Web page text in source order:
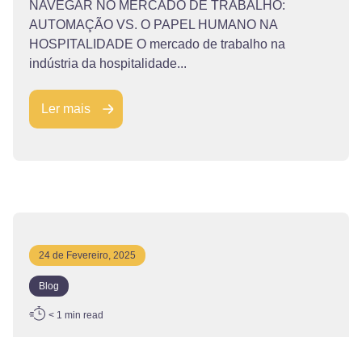
NAVEGAR NO MERCADO DE TRABALHO:
AUTOMAÇÃO VS. O PAPEL HUMANO NA
HOSPITALIDADE O mercado de trabalho na
indústria da hospitalidade...
Ler mais
24 de Fevereiro, 2025
Blog
< 1 min read